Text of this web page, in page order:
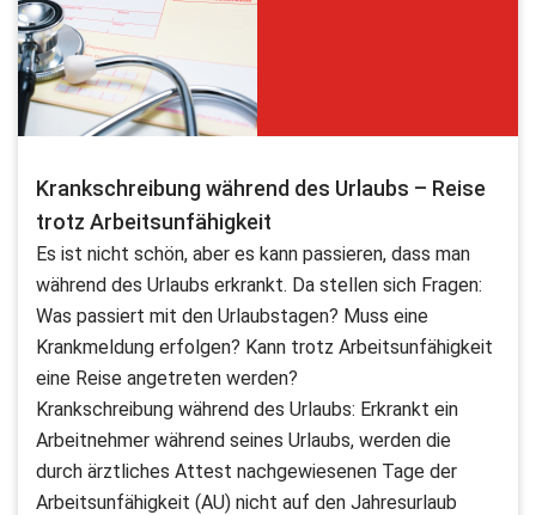
Krankschreibung während des Urlaubs – Reise
trotz Arbeitsunfähigkeit
Es ist nicht schön, aber es kann passieren, dass man
während des Urlaubs erkrankt. Da stellen sich Fragen:
Was passiert mit den Urlaubstagen? Muss eine
Krankmeldung erfolgen? Kann trotz Arbeitsunfähigkeit
eine Reise angetreten werden?
Krankschreibung während des Urlaubs: Erkrankt ein
Arbeitnehmer während seines Urlaubs, werden die
durch ärztliches Attest nachgewiesenen Tage der
Arbeitsunfähigkeit (AU) nicht auf den Jahresurlaub